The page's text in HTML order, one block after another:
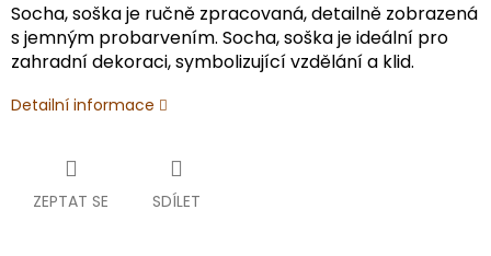
Socha, soška je ručně zpracovaná, detailně zobrazená
s jemným probarvením. Socha, soška je ideální pro
zahradní dekoraci, symbolizující vzdělání a klid.
Detailní informace
ZEPTAT SE SDÍLET